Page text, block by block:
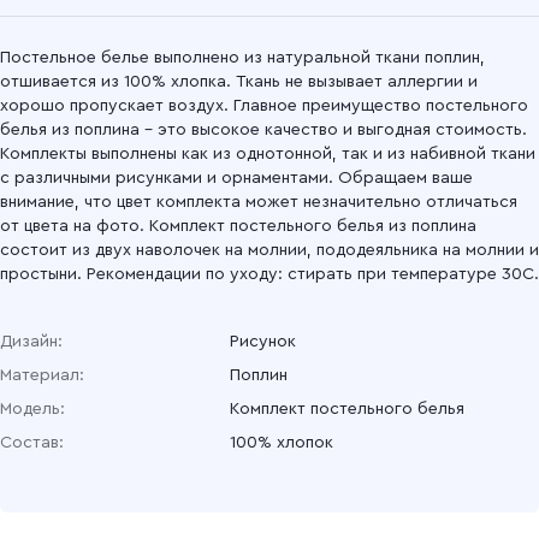
Постельное белье выполнено из натуральной ткани поплин,
отшивается из 100% хлопка. Ткань не вызывает аллергии и
хорошо пропускает воздух. Главное преимущество постельного
белья из поплина – это высокое качество и выгодная стоимость.
Комплекты выполнены как из однотонной, так и из набивной ткани
с различными рисунками и орнаментами. Обращаем ваше
внимание, что цвет комплекта может незначительно отличаться
от цвета на фото. Комплект постельного белья из поплина
состоит из двух наволочек на молнии, пододеяльника на молнии и
простыни. Рекомендации по уходу: стирать при температуре 30С.
Дизайн:
Рисунок
Материал:
Поплин
Модель:
Комплект постельного белья
Состав:
100% хлопок